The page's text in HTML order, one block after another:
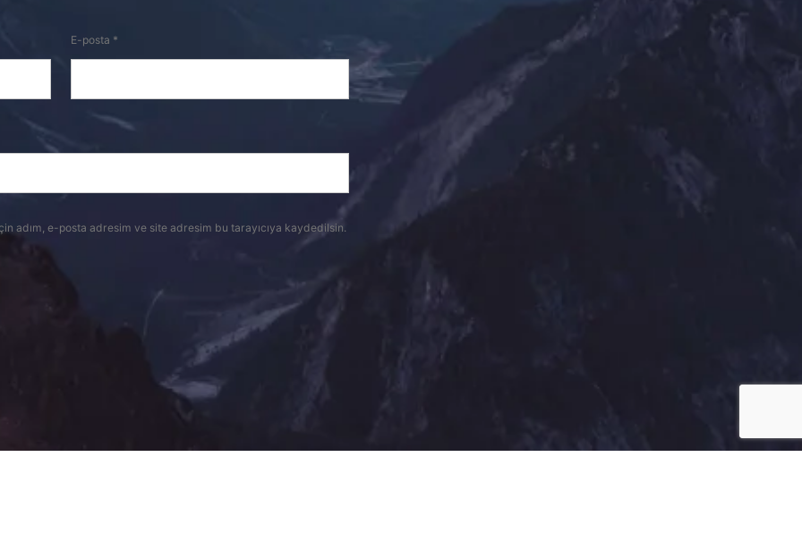
E-posta *
adım, e-posta adresim ve site adresim bu tarayıcıya kaydedilsin.